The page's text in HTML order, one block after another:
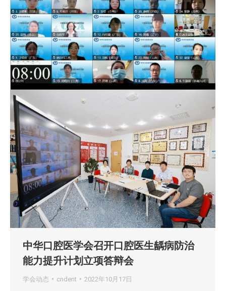
中华口腔医学会召开口腔医生龋病防治
能力提升计划立项答辩会
学会动态 cndent 2022年10月17日